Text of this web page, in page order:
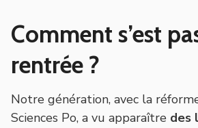
Comment s’est
rentrée ?
Notre génération, avec la
Sciences Po, a vu apparaître des